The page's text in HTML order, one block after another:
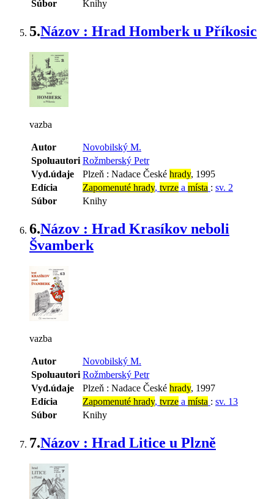
Súbor Knihy
5.Názov : Hrad Homberk u Příkosic
vazba
Autor
Novobilský M.
Spoluautori Rožmberský Petr
Vyd.údaje
Plzeň : Nadace České hrady, 1995
Edícia
Zapomenuté hrady, tvrze a místa : sv. 2
Súbor
Knihy
6.Názov : Hrad Krasíkov neboli
Švamberk
vazba
Autor
Novobilský M.
Spoluautori Rožmberský Petr
Vyd.údaje
Plzeň : Nadace České hrady, 1997
Edícia
Zapomenuté hrady, tvrze a místa : sv. 13
Súbor
Knihy
7.Názov : Hrad Litice u Plzně